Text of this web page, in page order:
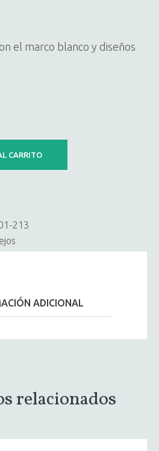
el marco blanco y diseños
CARRITO
213
ADICIONAL
relacionados